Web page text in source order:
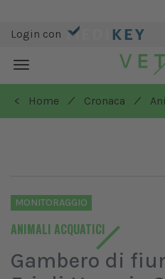
Login con
Toggle
navigation
< Home
/ Cronaca /
MONITORAGGIO
ANIMALI ACQUATICI
Gambero di